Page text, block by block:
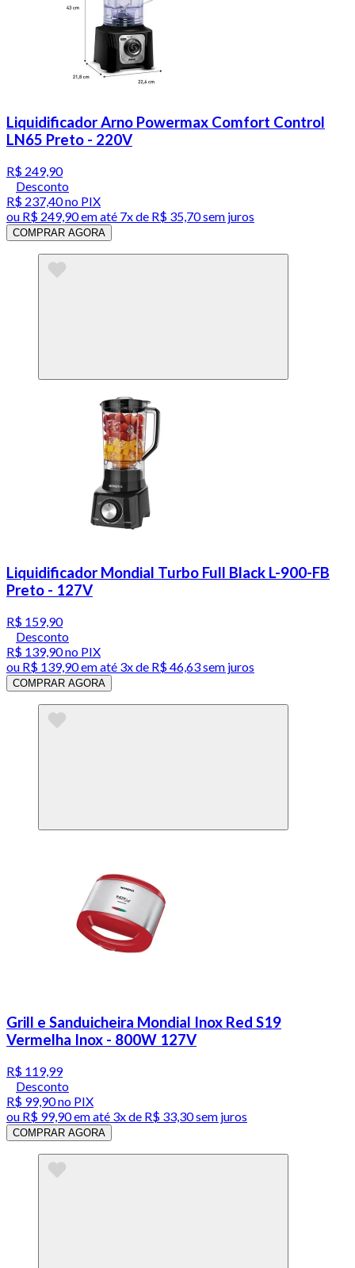
Liquidificador Arno Powermax Comfort Control
LN65 Preto - 220V
R$ 249,90
Desconto
R$ 237,40no PIX
ou R$ 249,90em até 7x de R$ 35,70 sem juros
COMPRAR AGORA
Liquidificador Mondial Turbo Full Black L-900-FB
Preto - 127V
R$ 159,90
Desconto
R$ 139,90no PIX
ou R$ 139,90em até 3x de R$ 46,63 sem juros
COMPRAR AGORA
Grill e Sanduicheira Mondial Inox Red S19
Vermelha Inox - 800W 127V
R$ 119,99
Desconto
R$ 99,90no PIX
ou R$ 99,90em até 3x de R$ 33,30 sem juros
COMPRAR AGORA